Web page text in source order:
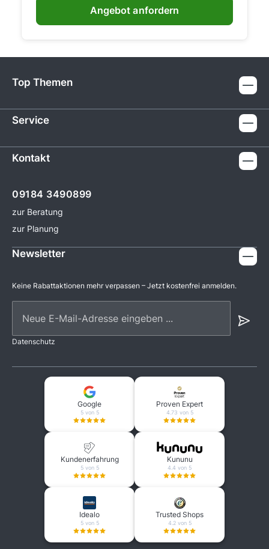
Angebot anfordern
Top Themen
Service
Kontakt
09184 3490899
zur Beratung
zur Planung
Newsletter
Keine Rabattaktionen mehr verpassen – Jetzt kostenfrei anmelden.
Datenschutz
Google
5 von 5
Proven Expert
4.73 von 5
Kundenerfahrung
5 von 5
Kununu
4.4 von 5
Idealo
5 von 5
Trusted Shops
4.2 von 5